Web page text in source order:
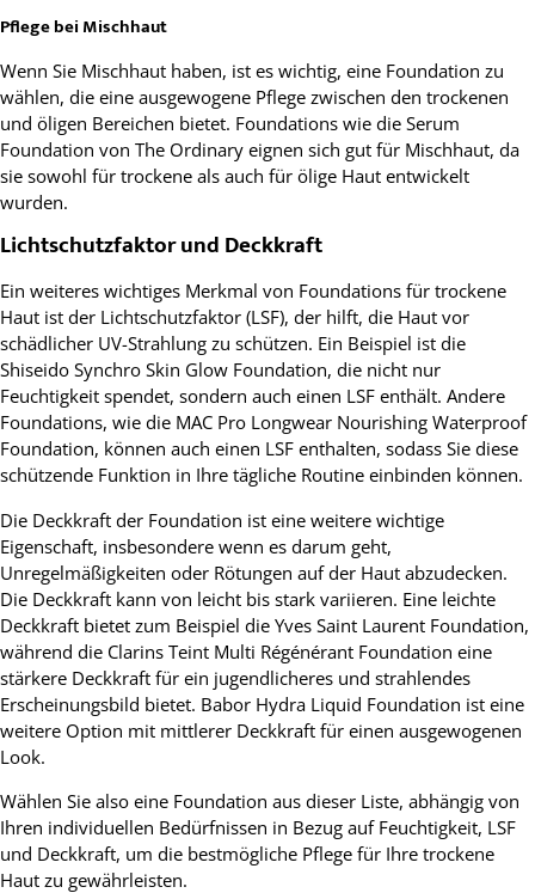
Pflege bei Mischhaut
Wenn Sie Mischhaut haben, ist es wichtig, eine Foundation zu
wählen, die eine ausgewogene Pflege zwischen den trockenen
und öligen Bereichen bietet. Foundations wie die Serum
Foundation von The Ordinary eignen sich gut für Mischhaut, da
sie sowohl für trockene als auch für ölige Haut entwickelt
wurden.
Lichtschutzfaktor und Deckkraft
Ein weiteres wichtiges Merkmal von Foundations für trockene
Haut ist der Lichtschutzfaktor (LSF), der hilft, die Haut vor
schädlicher UV-Strahlung zu schützen. Ein Beispiel ist die
Shiseido Synchro Skin Glow Foundation, die nicht nur
Feuchtigkeit spendet, sondern auch einen LSF enthält. Andere
Foundations, wie die MAC Pro Longwear Nourishing Waterproof
Foundation, können auch einen LSF enthalten, sodass Sie diese
schützende Funktion in Ihre tägliche Routine einbinden können.
Die Deckkraft der Foundation ist eine weitere wichtige
Eigenschaft, insbesondere wenn es darum geht,
Unregelmäßigkeiten oder Rötungen auf der Haut abzudecken.
Die Deckkraft kann von leicht bis stark variieren. Eine leichte
Deckkraft bietet zum Beispiel die Yves Saint Laurent Foundation,
während die Clarins Teint Multi Régénérant Foundation eine
stärkere Deckkraft für ein jugendlicheres und strahlendes
Erscheinungsbild bietet. Babor Hydra Liquid Foundation ist eine
weitere Option mit mittlerer Deckkraft für einen ausgewogenen
Look.
Wählen Sie also eine Foundation aus dieser Liste, abhängig von
Ihren individuellen Bedürfnissen in Bezug auf Feuchtigkeit, LSF
und Deckkraft, um die bestmögliche Pflege für Ihre trockene
Haut zu gewährleisten.